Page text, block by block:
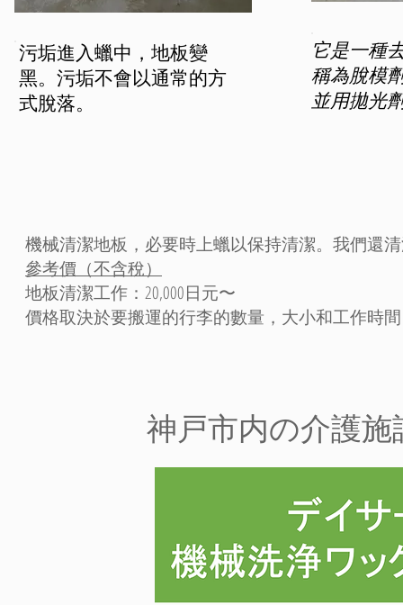
污垢進入蠟中，地板變
黑。污垢不會以通常的方
式脫落。
它是一種
稱為脫模
並用拋光
機械清潔地板，必要時上蠟以保持清潔。我們還
參考價（不含稅）
地板清潔工作：20,000日元〜
價格取決於要搬運的行李的數量，大小和工作時
神戸市内の介護